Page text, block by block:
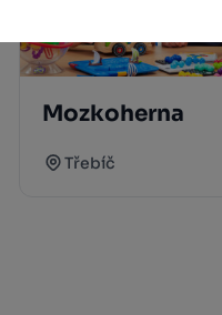
Mozkoherna
Třebíč